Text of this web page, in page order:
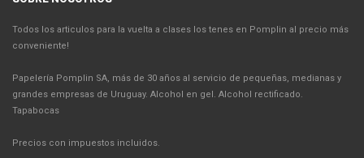
Todos los articulos para la vuelta a clases los tenes en Pomplin al precio más
conveniente!
Papelería Pomplin SA, más de 30 años al servicio de pequeñas, medianas y
grandes empresas de Uruguay. Alcohol en gel. Alcohol rectificado.
Tapabocas
Precios con impuestos incluidos.